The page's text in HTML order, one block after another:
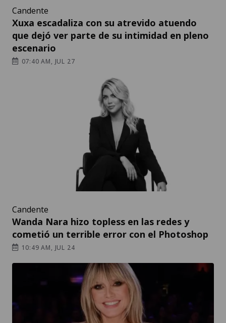
Candente
Xuxa escadaliza con su atrevido atuendo
que dejó ver parte de su intimidad en pleno
escenario
07:40 AM, JUL 27
Candente
Wanda Nara hizo topless en las redes y
cometió un terrible error con el Photoshop
10:49 AM, JUL 24